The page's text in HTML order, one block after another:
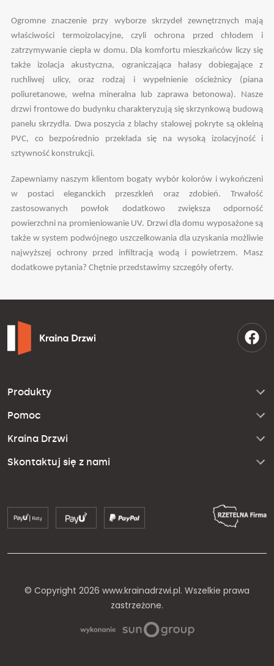
Ogromne znaczenie przy wyborze skrzydeł zewnętrznych mają
właściwości termoizolacyjne, czyli ochrona przed chłodem i
zatrzymywanie ciepła w domu. Dla komfortu mieszkańców liczy się
także izolacja akustyczna, ograniczająca hałasy dobiegające z
ruchliwej ulicy, oraz rodzaj i wypełnienie ościeżnicy (piana
poliuretanowe, wełna mineralna lub zaprawa betonowa). Nasze
drzwi frontowe do budynku charakteryzują się skrzynkową budową
panelu skrzydła. Dwa poszycia z blachy stalowej pokryte są okleiną
PVC, co bezpośrednio przekłada się na wysoką izolacyjność i
sztywność konstrukcji.
Zapewniamy naszym klientom bogaty wybór kolorów i wykończeni
w postaci eleganckich przeszkleń oraz zdobień. Trwałość
zastosowanych powłok dodatkowo zwiększa odporność
powierzchni na promieniowanie UV. Drzwi dla domu wyposażone są
także w system podwójnego uszczelkowania dla uzyskania możliwie
najwyższej ochrony przed infiltracją wodą i powietrzem. Masz
dodatkowe pytania? Chętnie przedstawimy szczegóły oferty.
Produkty
Pomoc
Kraina Drzwi
Skontaktuj się z nami
© Copyright 2026 www.krainadrzwi.pl. Wszelkie prawa
zastrzeżone.